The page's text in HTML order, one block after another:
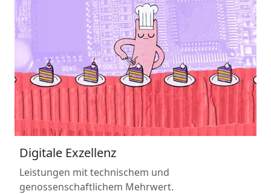
Digitale Exzellenz
Leistungen mit technischem und
genossenschaftlichem Mehrwert.